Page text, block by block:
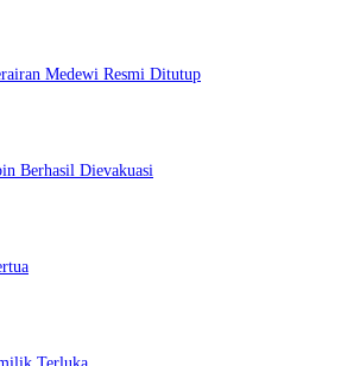
Medewi Resmi Ditutup
Berhasil Dievakuasi